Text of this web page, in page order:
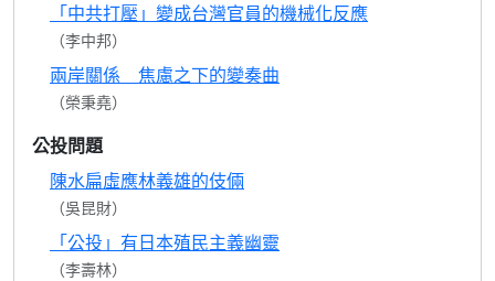
「中共打壓」變成台灣官員的機械化反應
（李中邦）
兩岸關係 焦慮之下的變奏曲
（榮秉堯）
公投問題
陳水扁虛應林義雄的伎倆
（吳昆財）
「公投」有日本殖民主義幽靈
（李壽林）